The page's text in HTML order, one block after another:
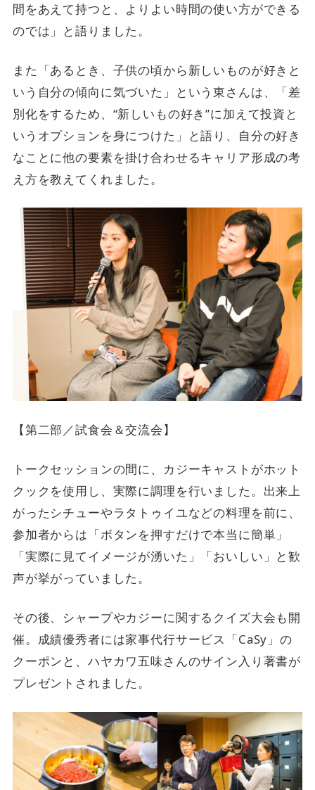
間をあえて持つと、よりよい時間の使い方ができる
のでは」と語りました。
また「あるとき、子供の頃から新しいものが好きと
いう自分の傾向に気づいた」という東さんは、「差
別化をするため、“新しいもの好き”に加えて投資と
いうオプションを身につけた」と語り、自分の好き
なことに他の要素を掛け合わせるキャリア形成の考
え方を教えてくれました。
【第二部／試食会＆交流会】
トークセッションの間に、カジーキャストがホット
クックを使用し、実際に調理を行いました。出来上
がったシチューやラタトゥイユなどの料理を前に、
参加者からは「ボタンを押すだけで本当に簡単」
「実際に見てイメージが湧いた」「おいしい」と歓
声が挙がっていました。
その後、シャープやカジーに関するクイズ大会も開
催。成績優秀者には家事代行サービス「CaSy」の
クーポンと、ハヤカワ五味さんのサイン入り著書が
プレゼントされました。